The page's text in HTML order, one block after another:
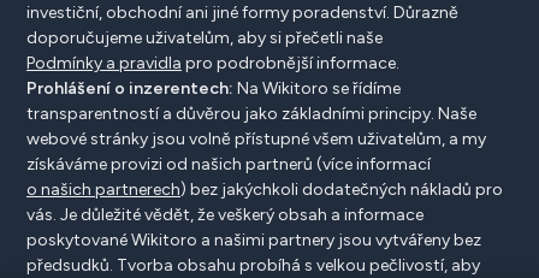
investiční, obchodní ani jiné formy poradenství. Důrazně
doporučujeme uživatelům, aby si přečetli naše
Podmínky a pravidla pro podrobnější informace.
Prohlášení o inzerentech: Na Wikitoro se řídíme
transparentností a důvěrou jako základními principy. Naše
webové stránky jsou volně přístupné všem uživatelům, a my
získáváme provizi od našich partnerů (více informací
o našich partnerech) bez jakýchkoli dodatečných nákladů pro
vás. Je důležité vědět, že veškerý obsah a informace
poskytované Wikitoro a našimi partnery jsou vytvářeny bez
předsudků. Tvorba obsahu probíhá s velkou pečlivostí, aby